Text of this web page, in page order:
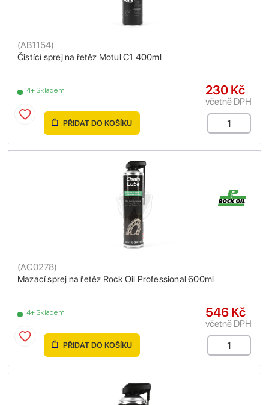
Čistící sprej na řetěz Motul C1 400ml
(AB1154)
4+ Skladem 230 Kč
včetně DPH
PŘIDAT DO KOŠÍKU
Mazací sprej na řetěz Rock Oil Professional 600ml
(AC0278)
4+ Skladem 546 Kč
včetně DPH
PŘIDAT DO KOŠÍKU